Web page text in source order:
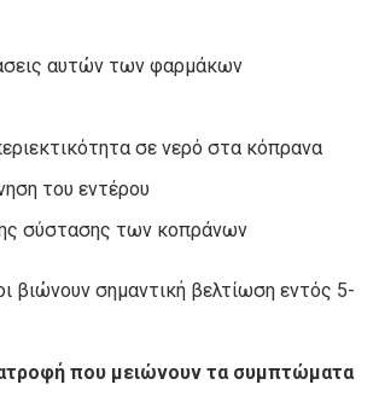
αυτών των φαρμάκων
σε νερό στα κόπρανα
του εντέρου
σύστασης των κοπράνων
βιώνουν σημαντική βελτίωση εντός 5-
που μειώνουν τα συμπτώματα